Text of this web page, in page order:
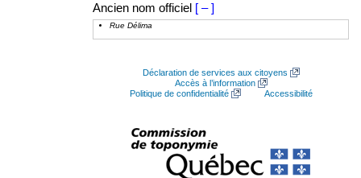
Ancien nom officiel [ – ]
Rue Délima
Déclaration de services aux citoyens
Accès à l’information
Politique de confidentialité
Accessibilité